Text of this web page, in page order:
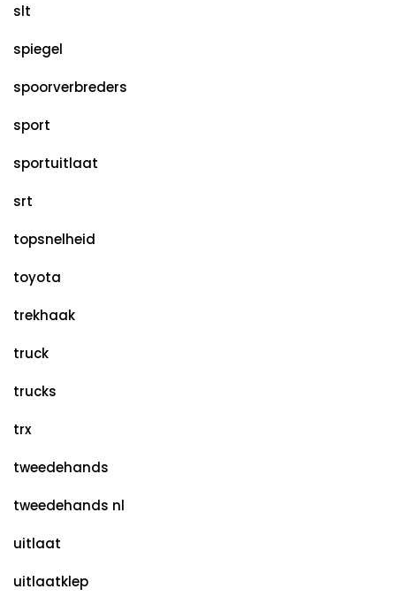
slt
spiegel
spoorverbreders
sport
sportuitlaat
srt
topsnelheid
toyota
trekhaak
truck
trucks
trx
tweedehands
tweedehands nl
uitlaat
uitlaatklep